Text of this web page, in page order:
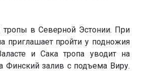
в Северной Эстонии. При
приглашает пройти у подножия
и Сака тропа уводит на
Финский залив с подъема Виру.